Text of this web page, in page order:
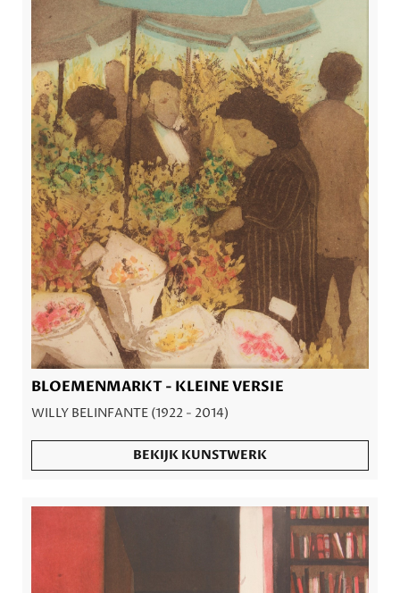
BLOEMENMARKT - KLEINE VERSIE
WILLY BELINFANTE (1922 - 2014)
BEKIJK KUNSTWERK